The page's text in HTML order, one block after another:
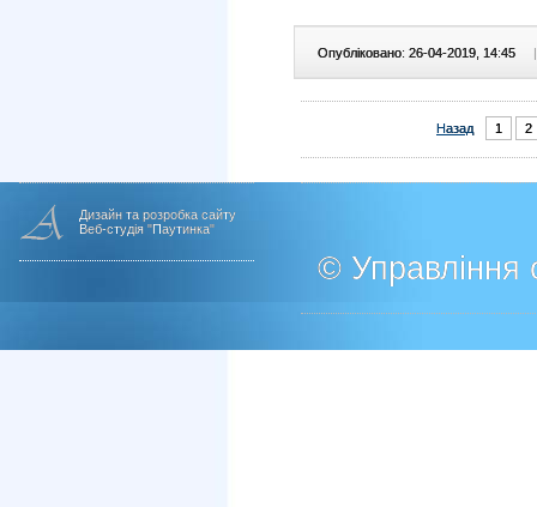
Опубліковано: 26-04-2019, 14:45 |
Назад 1 2
Дизайн та розробка сайту
Веб-студія "Паутинка"
© Управління